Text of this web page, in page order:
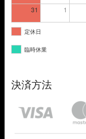
31 1
定休日
臨時休業
決済方法